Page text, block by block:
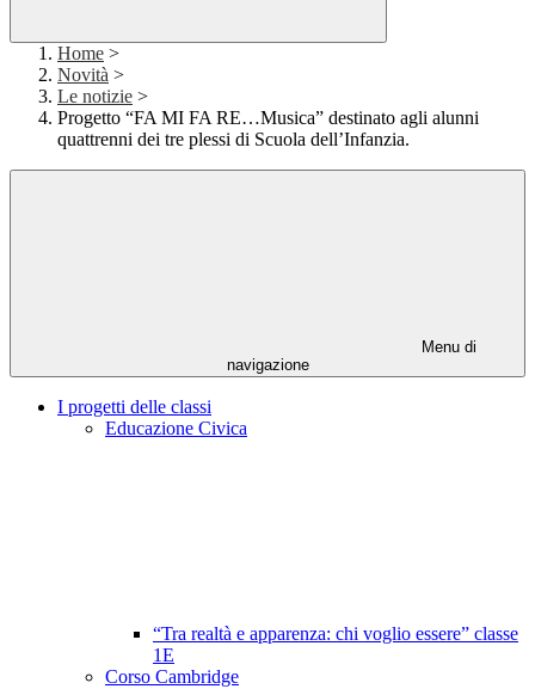
Home >
Novità >
Le notizie >
Progetto “FA MI FA RE…Musica” destinato agli alunni
quattrenni dei tre plessi di Scuola dell’Infanzia.
Menu di
navigazione
I progetti delle classi
Educazione Civica
“Tra realtà e apparenza: chi voglio essere” classe
1E
Corso Cambridge